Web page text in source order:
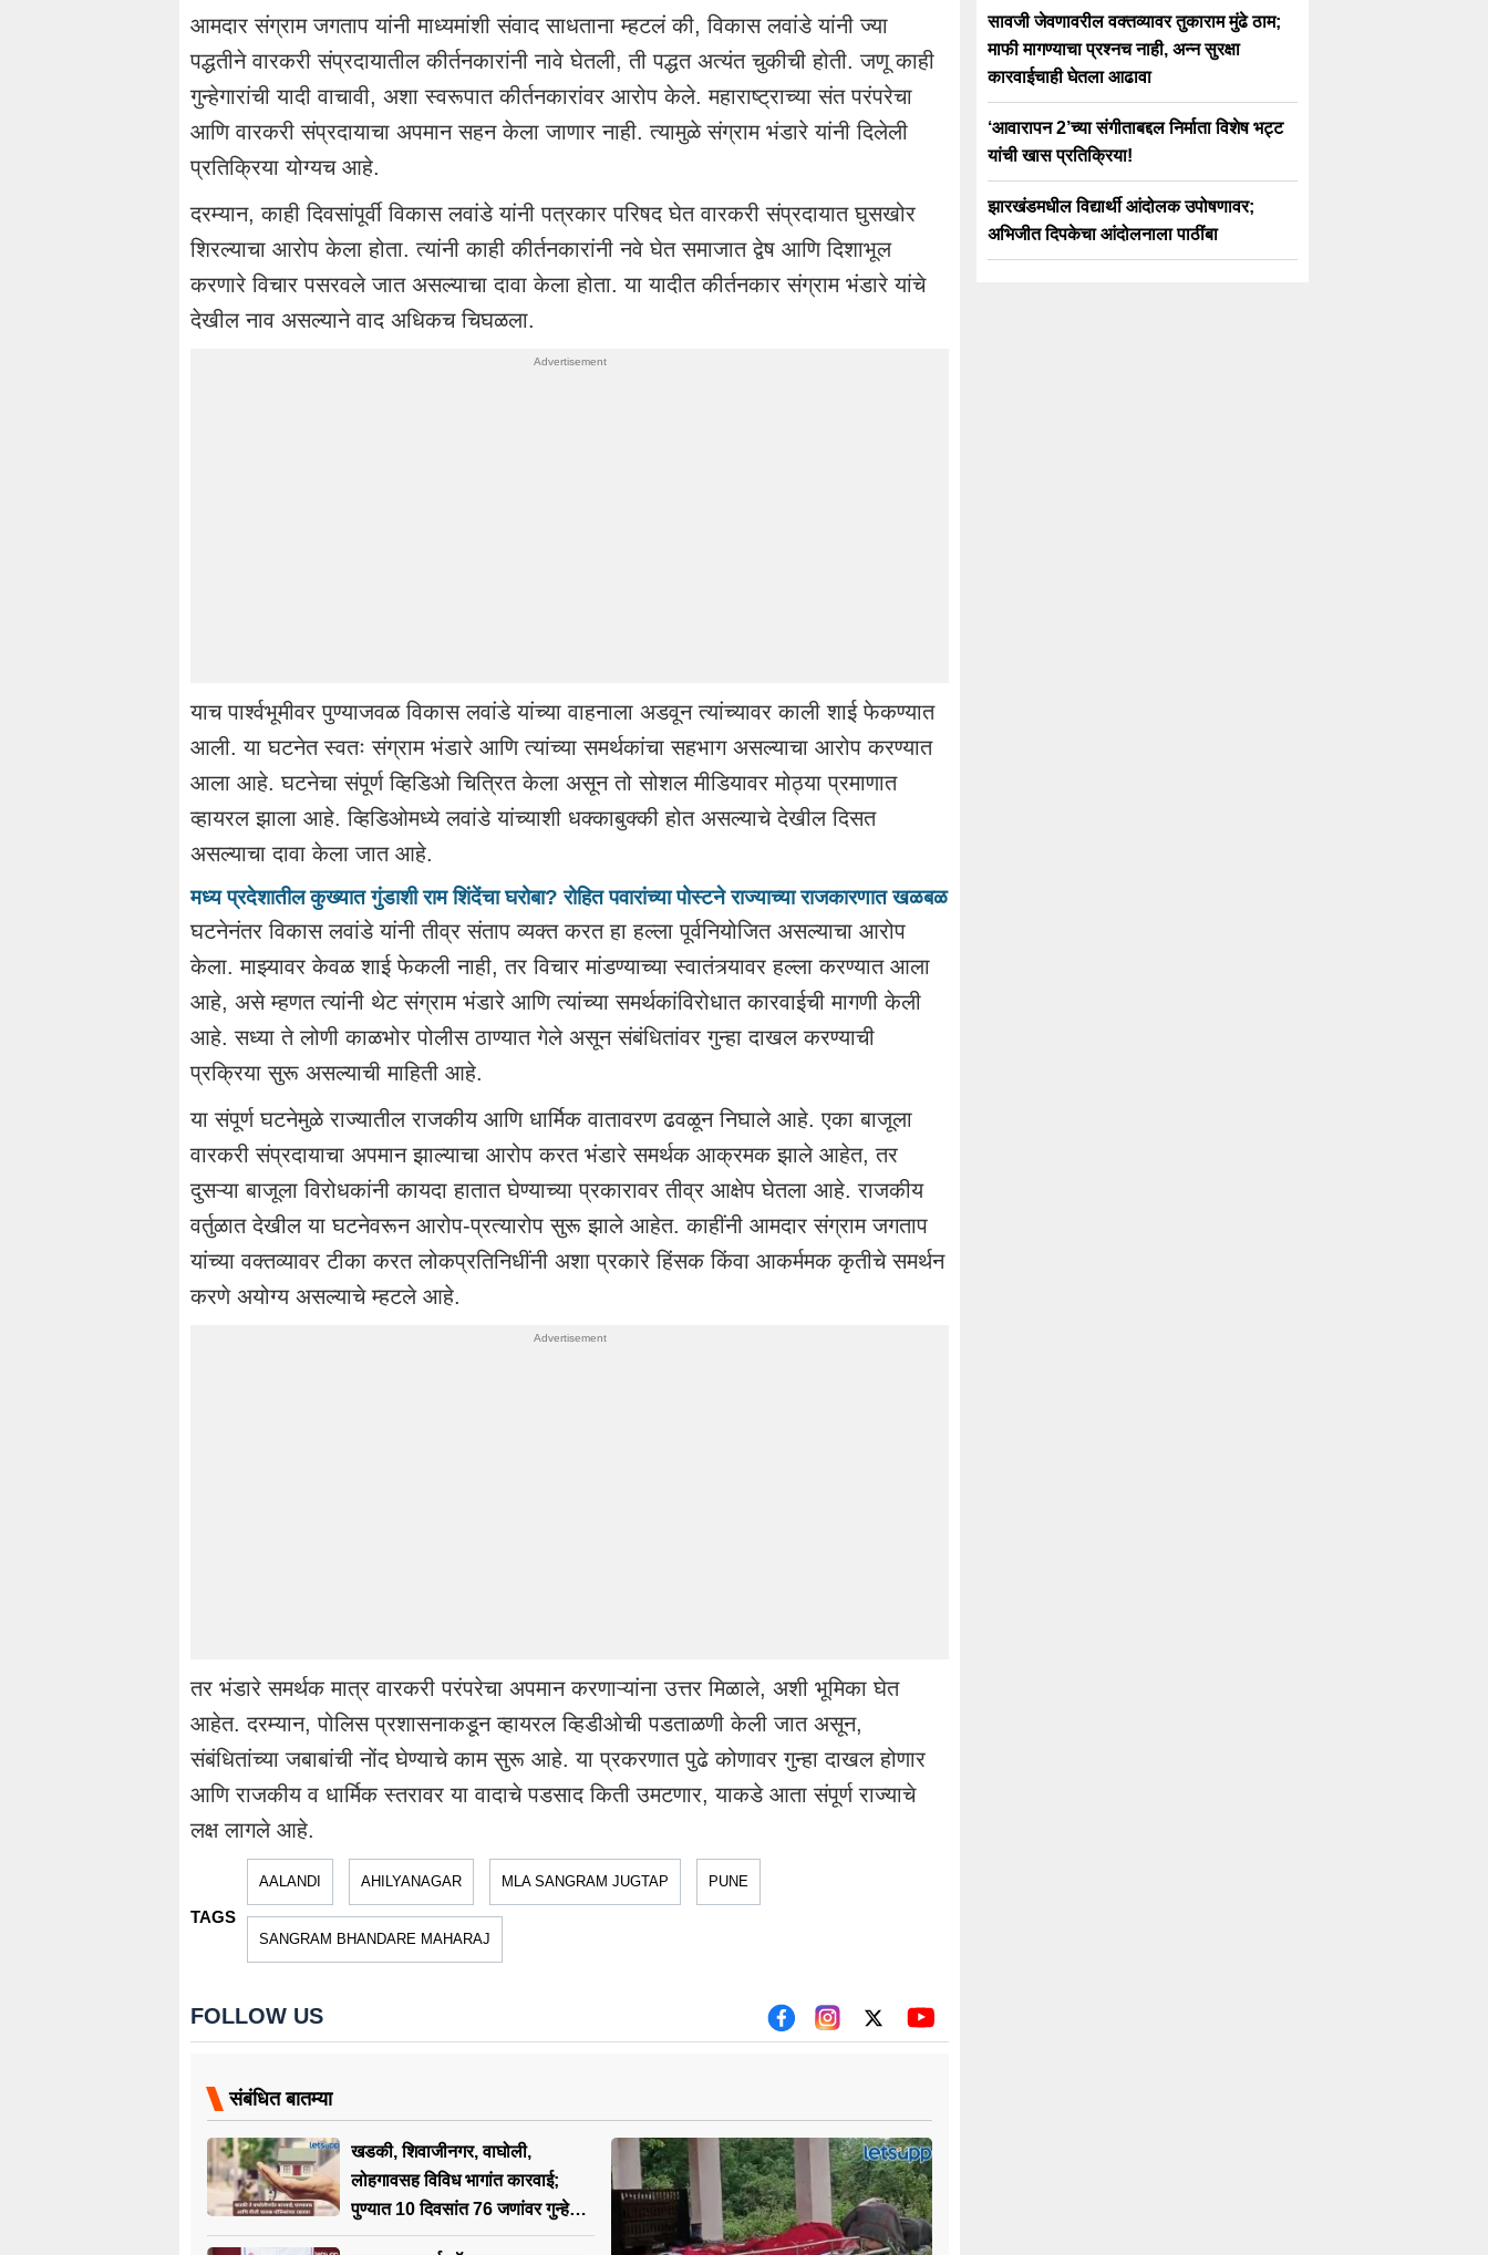
आमदार संग्राम जगताप यांनी माध्यमांशी संवाद साधताना म्हटलं की, विकास लवांडे यांनी ज्या
पद्धतीने वारकरी संप्रदायातील कीर्तनकारांनी नावे घेतली, ती पद्धत अत्यंत चुकीची होती. जणू काही
गुन्हेगारांची यादी वाचावी, अशा स्वरूपात कीर्तनकारांवर आरोप केले. महाराष्ट्राच्या संत परंपरेचा
आणि वारकरी संप्रदायाचा अपमान सहन केला जाणार नाही. त्यामुळे संग्राम भंडारे यांनी दिलेली
प्रतिक्रिया योग्यच आहे.
दरम्यान, काही दिवसांपूर्वी विकास लवांडे यांनी पत्रकार परिषद घेत वारकरी संप्रदायात घुसखोर
शिरल्याचा आरोप केला होता. त्यांनी काही कीर्तनकारांनी नवे घेत समाजात द्वेष आणि दिशाभूल
करणारे विचार पसरवले जात असल्याचा दावा केला होता. या यादीत कीर्तनकार संग्राम भंडारे यांचे
देखील नाव असल्याने वाद अधिकच चिघळला.
याच पार्श्वभूमीवर पुण्याजवळ विकास लवांडे यांच्या वाहनाला अडवून त्यांच्यावर काली शाई फेकण्यात
आली. या घटनेत स्वतः संग्राम भंडारे आणि त्यांच्या समर्थकांचा सहभाग असल्याचा आरोप करण्यात
आला आहे. घटनेचा संपूर्ण व्हिडिओ चित्रित केला असून तो सोशल मीडियावर मोठ्या प्रमाणात
व्हायरल झाला आहे. व्हिडिओमध्ये लवांडे यांच्याशी धक्काबुक्की होत असल्याचे देखील दिसत
असल्याचा दावा केला जात आहे.
मध्य प्रदेशातील कुख्यात गुंडाशी राम शिंदेंचा घरोबा? रोहित पवारांच्या पोस्टने राज्याच्या राजकारणात खळबळ
घटनेनंतर विकास लवांडे यांनी तीव्र संताप व्यक्त करत हा हल्ला पूर्वनियोजित असल्याचा आरोप
केला. माझ्यावर केवळ शाई फेकली नाही, तर विचार मांडण्याच्या स्वातंत्र्यावर हल्ला करण्यात आला
आहे, असे म्हणत त्यांनी थेट संग्राम भंडारे आणि त्यांच्या समर्थकांविरोधात कारवाईची मागणी केली
आहे. सध्या ते लोणी काळभोर पोलीस ठाण्यात गेले असून संबंधितांवर गुन्हा दाखल करण्याची
प्रक्रिया सुरू असल्याची माहिती आहे.
या संपूर्ण घटनेमुळे राज्यातील राजकीय आणि धार्मिक वातावरण ढवळून निघाले आहे. एका बाजूला
वारकरी संप्रदायाचा अपमान झाल्याचा आरोप करत भंडारे समर्थक आक्रमक झाले आहेत, तर
दुसऱ्या बाजूला विरोधकांनी कायदा हातात घेण्याच्या प्रकारावर तीव्र आक्षेप घेतला आहे. राजकीय
वर्तुळात देखील या घटनेवरून आरोप-प्रत्यारोप सुरू झाले आहेत. काहींनी आमदार संग्राम जगताप
यांच्या वक्तव्यावर टीका करत लोकप्रतिनिधींनी अशा प्रकारे हिंसक किंवा आकर्ममक कृतीचे समर्थन
करणे अयोग्य असल्याचे म्हटले आहे.
तर भंडारे समर्थक मात्र वारकरी परंपरेचा अपमान करणाऱ्यांना उत्तर मिळाले, अशी भूमिका घेत
आहेत. दरम्यान, पोलिस प्रशासनाकडून व्हायरल व्हिडीओची पडताळणी केली जात असून,
संबंधितांच्या जबाबांची नोंद घेण्याचे काम सुरू आहे. या प्रकरणात पुढे कोणावर गुन्हा दाखल होणार
आणि राजकीय व धार्मिक स्तरावर या वादाचे पडसाद किती उमटणार, याकडे आता संपूर्ण राज्याचे
लक्ष लागले आहे.
TAGS
AALANDI AHILYANAGAR MLA SANGRAM JUGTAP PUNE
SANGRAM BHANDARE MAHARAJ
FOLLOW US
संबंधित बातम्या
खडकी, शिवाजीनगर, वाघोली,
लोहगावसह विविध भागांत कारवाई;
पुण्यात 10 दिवसांत 76 जणांवर गुन्हे
दाखल
सावजी जेवणावरील वक्तव्यावर तुकाराम मुंढे ठाम;
माफी मागण्याचा प्रश्नच नाही, अन्न सुरक्षा
कारवाईचाही घेतला आढावा
‘आवारापन 2’च्या संगीताबद्दल निर्माता विशेष भट्ट
यांची खास प्रतिक्रिया!
झारखंडमधील विद्यार्थी आंदोलक उपोषणावर;
अभिजीत दिपकेचा आंदोलनाला पाठींबा